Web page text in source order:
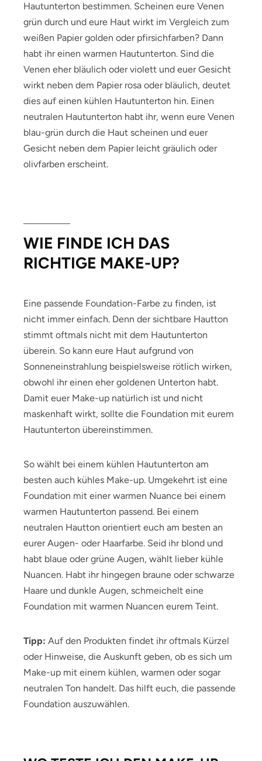
Hautunterton bestimmen. Scheinen eure Venen
grün durch und eure Haut wirkt im Vergleich zum
weißen Papier golden oder pfirsichfarben? Dann
habt ihr einen warmen Hautunterton. Sind die
Venen eher bläulich oder violett und euer Gesicht
wirkt neben dem Papier rosa oder bläulich, deutet
dies auf einen kühlen Hautunterton hin. Einen
neutralen Hautunterton habt ihr, wenn eure Venen
blau-grün durch die Haut scheinen und euer
Gesicht neben dem Papier leicht gräulich oder
olivfarben erscheint.
WIE FINDE ICH DAS
RICHTIGE MAKE-UP?
Eine passende Foundation-Farbe zu finden, ist
nicht immer einfach. Denn der sichtbare Hautton
stimmt oftmals nicht mit dem Hautunterton
überein. So kann eure Haut aufgrund von
Sonneneinstrahlung beispielsweise rötlich wirken,
obwohl ihr einen eher goldenen Unterton habt.
Damit euer Make-up natürlich ist und nicht
maskenhaft wirkt, sollte die Foundation mit eurem
Hautunterton übereinstimmen.
So wählt bei einem kühlen Hautunterton am
besten auch kühles Make-up. Umgekehrt ist eine
Foundation mit einer warmen Nuance bei einem
warmen Hautunterton passend. Bei einem
neutralen Hautton orientiert euch am besten an
eurer Augen- oder Haarfarbe. Seid ihr blond und
habt blaue oder grüne Augen, wählt lieber kühle
Nuancen. Habt ihr hingegen braune oder schwarze
Haare und dunkle Augen, schmeichelt eine
Foundation mit warmen Nuancen eurem Teint.
Tipp: Auf den Produkten findet ihr oftmals Kürzel
oder Hinweise, die Auskunft geben, ob es sich um
Make-up mit einem kühlen, warmen oder sogar
neutralen Ton handelt. Das hilft euch, die passende
Foundation auszuwählen.